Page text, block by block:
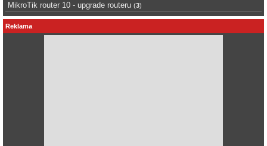
MikroTik router 10 - upgrade routeru (3)
Reklama